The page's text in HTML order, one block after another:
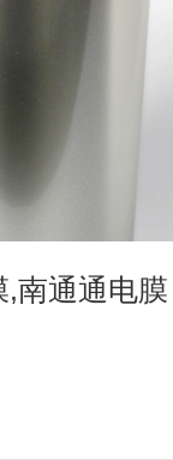
,南通通电膜